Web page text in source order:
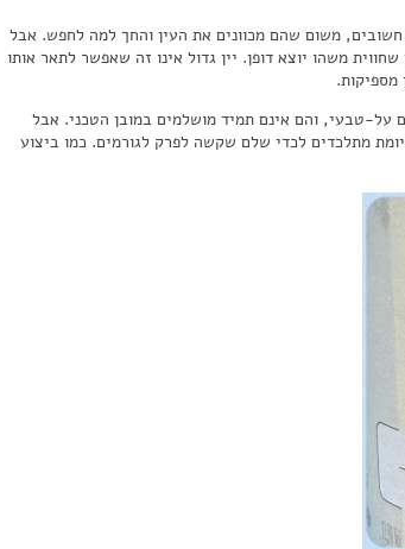
חשובים, משום שהם מכוונים את העין והחך למה לחפש. אבל
משהו יוצא דופן. יין גדול אינו זה שאפשר לתאר אותו
על-טבעי, והם אינם תמיד מושלמים במובן הטכני. אבל
מתלכדים לכדי שלם שקשה לפרק לגורמים. כמו ביצוע